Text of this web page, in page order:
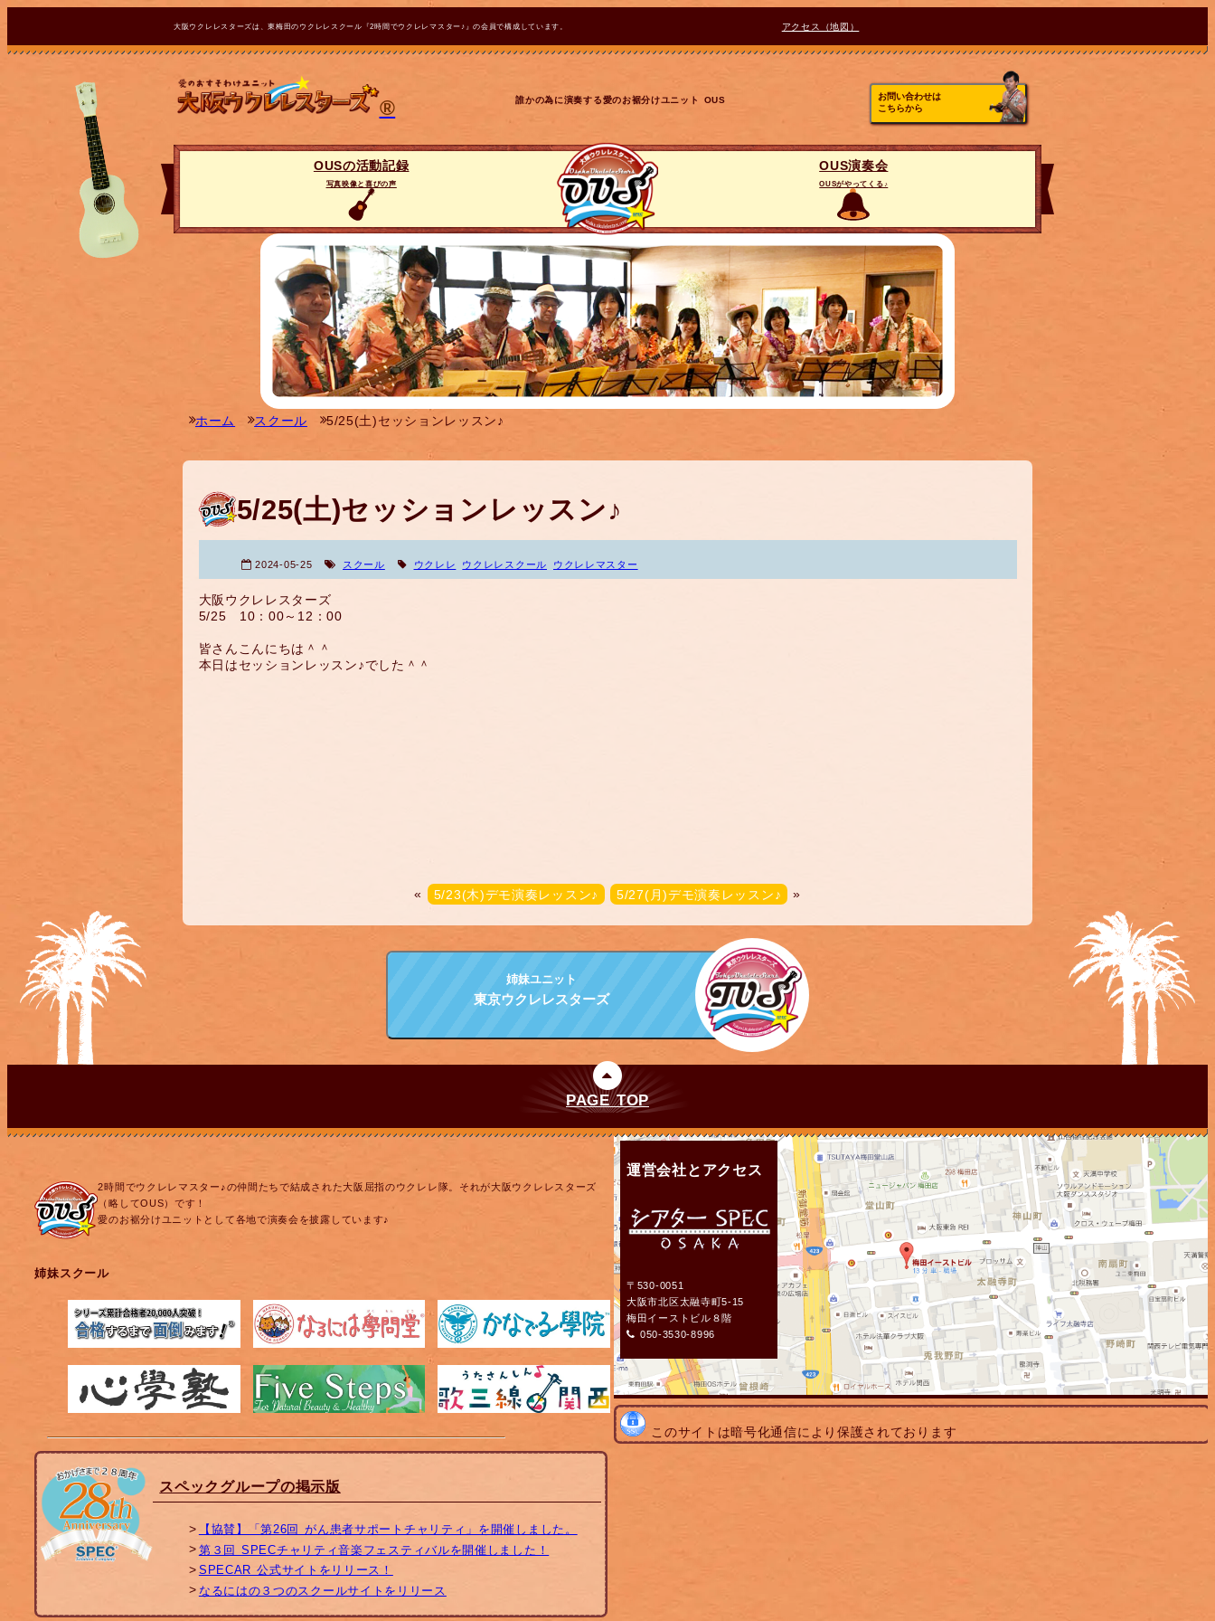
大阪ウクレレスターズは、東梅田のウクレレスクール『2時間でウクレレマスター♪』の会員で構成しています。 アクセス（地図）
® 誰かの為に演奏する愛のお裾分けユニット OUS
お問い合わせは
こちらから
OUSの活動記録
写真映像と喜びの声
OUS演奏会
OUSがやってくる♪
ホーム スクール 5/25(土)セッションレッスン♪
5/25(土)セッションレッスン♪
2024-05-25 スクール ウクレレ ウクレレスクール ウクレレマスター
大阪ウクレレスターズ
5/25 10：00～12：00
皆さんこんにちは＾＾
本日はセッションレッスン♪でした＾＾
« 5/23(木)デモ演奏レッスン♪ 5/27(月)デモ演奏レッスン♪ »
姉妹ユニット
東京ウクレレスターズ
PAGE TOP
2時間でウクレレマスター♪の仲間たちで結成された大阪屈指のウクレレ隊。それが大阪ウクレレスターズ
（略してOUS）です！
愛のお裾分けユニットとして各地で演奏会を披露しています♪
姉妹スクール
スペックグループの掲示版
【協賛】「第26回 がん患者サポートチャリティ」を開催しました。
第３回 SPECチャリティ音楽フェスティバルを開催しました！
SPECAR 公式サイトをリリース！
なるにはの３つのスクールサイトをリリース
運営会社とアクセス
〒530-0051
大阪市北区太融寺町5-15
梅田イーストビル８階
050-3530-8996
このサイトは暗号化通信により保護されております